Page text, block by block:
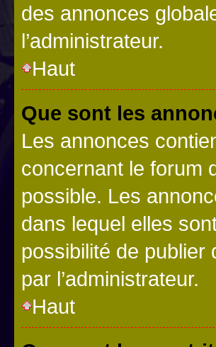
des annonces
l’administrateur.
Haut
Que sont les
Les annonces
concernant le forum
possible. Les
dans lequel elles
possibilité de publier
par l’administrateur.
Haut